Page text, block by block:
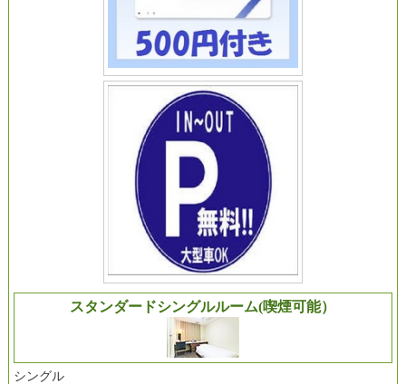
スタンダードシングルルーム(喫煙可能）
シングル